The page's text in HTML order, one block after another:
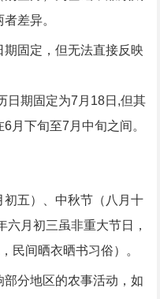
差异。
期固定，但无法直接反映
日期固定为7月18日,但其
月下旬至7月中旬之间。
初五）、中秋节（八月十
月初三虽非重大节日，
民间晒衣晒书习俗）。
分地区的农事活动，如